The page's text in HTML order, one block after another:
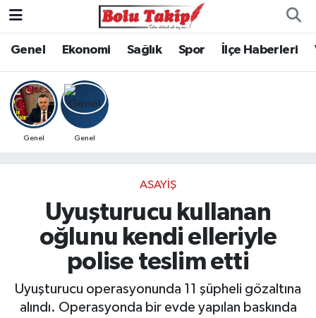
Genel Ekonomi Sağlık Spor İlçe Haberleri
Genel Genel
ASAYIŞ
Uyuşturucu kullanan
oğlunu kendi elleriyle
polise teslim etti
Uyuşturucu operasyonunda 11 şüpheli gözaltına
alındı. Operasyonda bir evde yapılan baskında